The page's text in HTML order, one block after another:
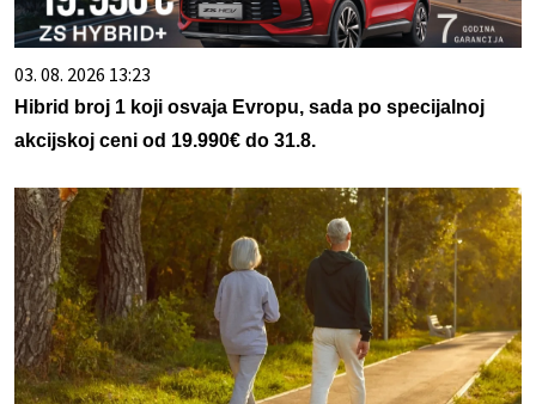
03. 08. 2026 13:23
Hibrid broj 1 koji osvaja Evropu, sada po specijalnoj
akcijskoj ceni od 19.990€ do 31.8.